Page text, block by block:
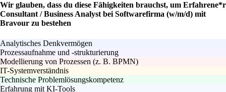
Wir glauben, dass du diese Fähigkeiten brauchst, um Erfahrene*r
Consultant / Business Analyst bei Softwarefirma (w/m/d) mit
Bravour zu bestehen
Analytisches Denkvermögen
Prozessaufnahme und -strukturierung
Modellierung von Prozessen (z. B. BPMN)
IT-Systemverständnis
Technische Problemlösungskompetenz
Erfahrung mit KI-Tools